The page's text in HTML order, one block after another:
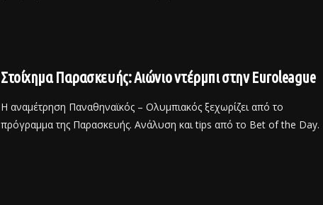
Στοίχημα Παρασκευής: Αιώνιο ντέρμπι στην Euroleague
Η αναμέτρηση Παναθηναϊκός – Ολυμπιακός ξεχωρίζει από το
πρόγραμμα της Παρασκευής. Ανάλυση και tips από το Bet of the Day.